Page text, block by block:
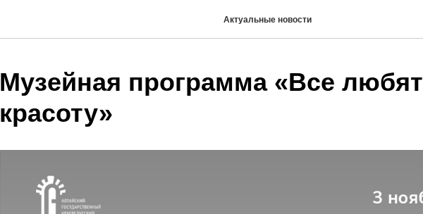
Актуальные новости
Музейная программа «Все любят
красоту»